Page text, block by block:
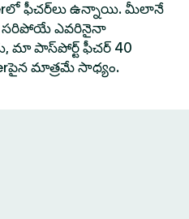
ఫీచర్‌లు ఉన్నాయి. మీలానే
సరిపోయే ఎవరినైనా
మా పాస్‌పోర్ట్ ఫీచర్ 40
మాత్రమే సాధ్యం.